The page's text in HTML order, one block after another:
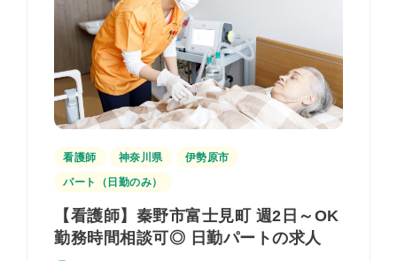
看護師 神奈川県
伊勢原市
パート（日勤のみ）
【看護師】秦野市富士見町 週2日～OK
勤務時間相談可◎ 日勤パートの求人